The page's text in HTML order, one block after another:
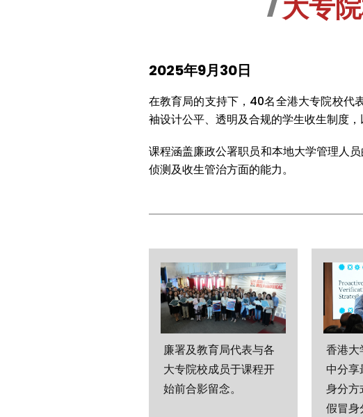
2025年9月30日
在教育局的支持下，40名全港大专院校代
袖设计公平、透明及合规的学生收生制度
课程涵盖廉政公署职员和本地大学管理人
侦测及收生管治方面的能力。
廉署及教育局代表与各
大专院校成员于课程开
始前合影留念。
香港大
中分
身分方
假冒身